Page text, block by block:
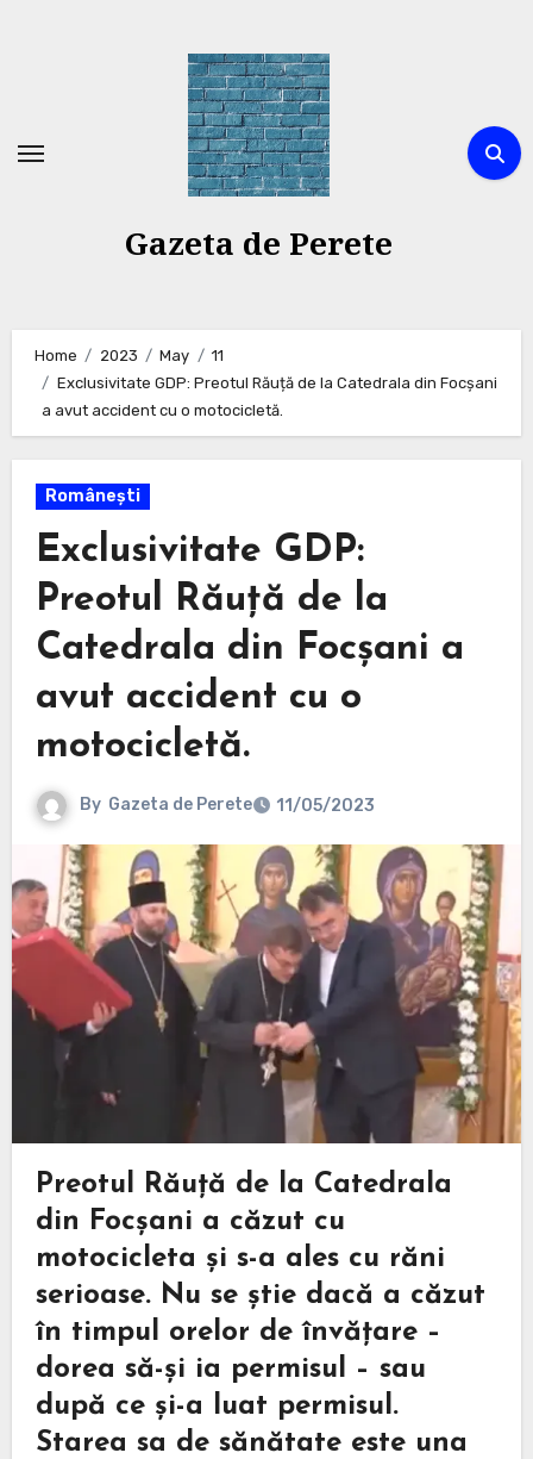
Gazeta de Perete
Home 2023 May
11
Exclusivitate GDP: Preotul Răuță de la Catedrala din Focșani
a avut accident cu o motocicletă.
Românești
Exclusivitate GDP:
Preotul Răuță de la
Catedrala din Focșani a
avut accident cu o
motocicletă.
By Gazeta de Perete 11/05/2023
Preotul Răuță de la Catedrala
din Focșani a căzut cu
motocicleta și s-a ales cu răni
serioase. Nu se știe dacă a căzut
în timpul orelor de învățare –
dorea să-și ia permisul – sau
după ce și-a luat permisul.
Starea sa de sănătate este una